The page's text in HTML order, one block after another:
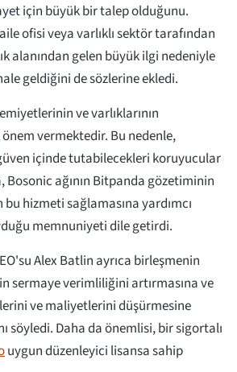
için büyük bir talep olduğunu.
ofisi veya varlıklı sektör tarafından
alanından gelen büyük ilgi nedeniyle
geldiğini de sözlerine ekledi.
ve varlıklarının
vermektedir. Bu nedenle,
içinde tutabilecekleri koruyucular
ağının Bitpanda gözetiminin
hizmeti sağlamasına yardımcı
memnuniyeti dile getirdi.
Alex Batlin ayrıca birleşmenin
sermaye verimliliğini artırmasına ve
ve maliyetlerini düşürmesine
söyledi. Daha da önemlisi, bir sigortalı
uygun düzenleyici lisansa sahip